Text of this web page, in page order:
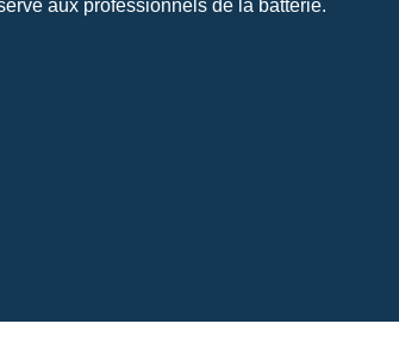
aux professionnels de la batterie.